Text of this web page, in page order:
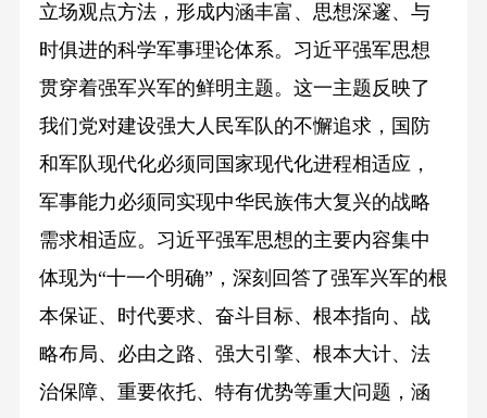
立场观点方法，形成内涵丰富、思想深邃、与
时俱进的科学军事理论体系。习近平强军思想
贯穿着强军兴军的鲜明主题。这一主题反映了
我们党对建设强大人民军队的不懈追求，国防
和军队现代化必须同国家现代化进程相适应，
军事能力必须同实现中华民族伟大复兴的战略
需求相适应。习近平强军思想的主要内容集中
体现为“十一个明确”，深刻回答了强军兴军的根
本保证、时代要求、奋斗目标、根本指向、战
略布局、必由之路、强大引擎、根本大计、法
治保障、重要依托、特有优势等重大问题，涵